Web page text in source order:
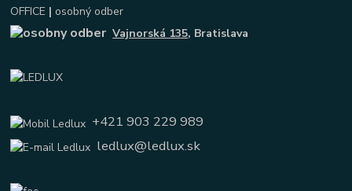
OFFICE | osobný odber
Vajnorská 135, Bratislava
+421 903 229 989
ledlux@ledlux.sk